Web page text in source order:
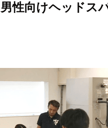
性向けヘッドス